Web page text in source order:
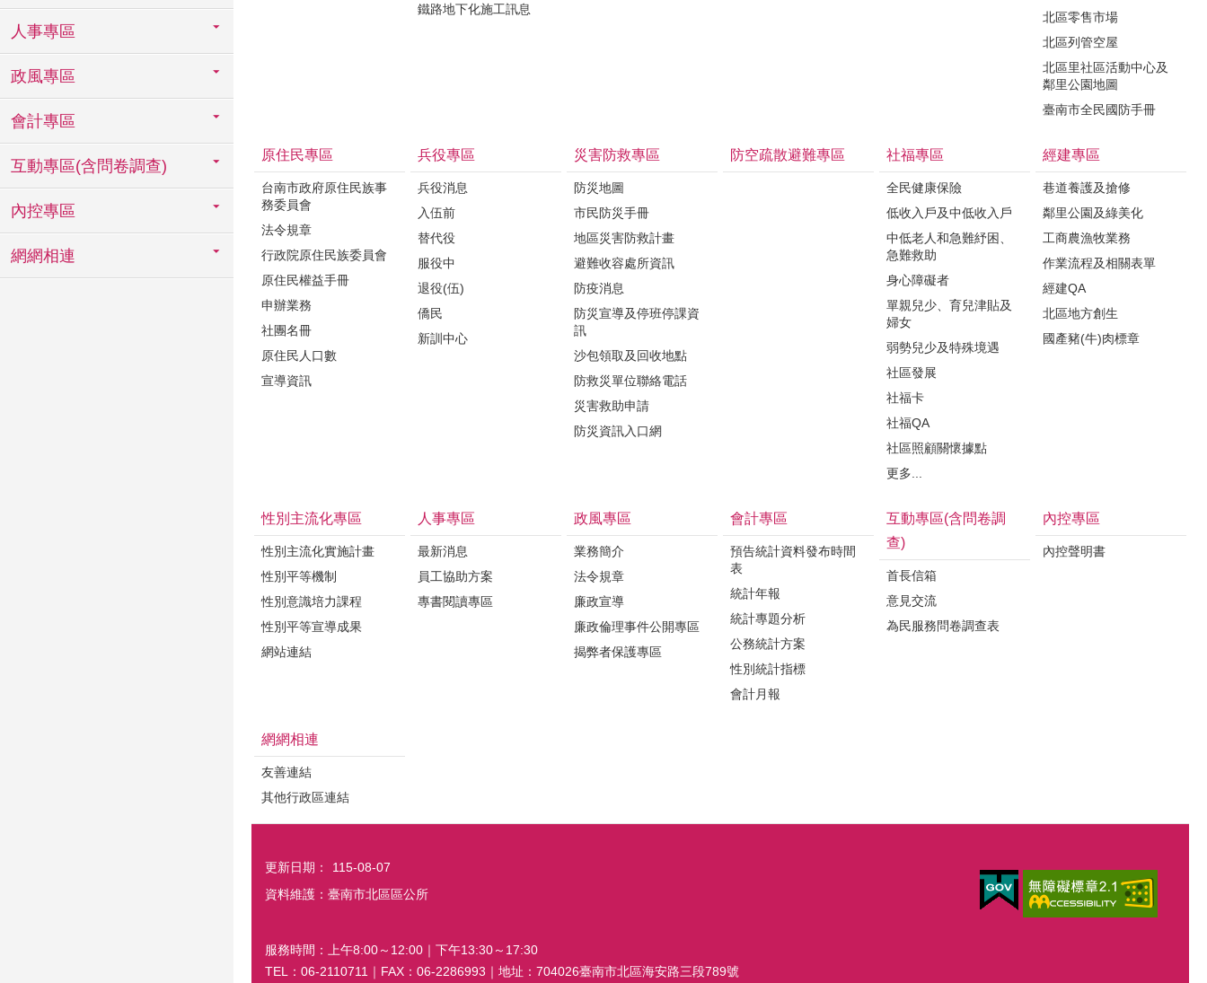
人事專區
政風專區
會計專區
互動專區(含問卷調查)
內控專區
網網相連
鐵路地下化施工訊息
北區零售市場
北區列管空屋
北區里社區活動中心及
鄰里公園地圖
臺南市全民國防手冊
原住民專區
台南市政府原住民族事
務委員會
法令規章
行政院原住民族委員會
原住民權益手冊
申辦業務
社團名冊
原住民人口數
宣導資訊
兵役專區
兵役消息
入伍前
替代役
服役中
退役(伍)
僑民
新訓中心
災害防救專區
防災地圖
市民防災手冊
地區災害防救計畫
避難收容處所資訊
防疫消息
防災宣導及停班停課資
訊
沙包領取及回收地點
防救災單位聯絡電話
災害救助申請
防災資訊入口網
防空疏散避難專區 社福專區
全民健康保險
低收入戶及中低收入戶
中低老人和急難紓困、
急難救助
身心障礙者
單親兒少、育兒津貼及
婦女
弱勢兒少及特殊境遇
社區發展
社福卡
社福QA
社區照顧關懷據點
更多...
經建專區
巷道養護及搶修
鄰里公園及綠美化
工商農漁牧業務
作業流程及相關表單
經建QA
北區地方創生
國產豬(牛)肉標章
性別主流化專區
性別主流化實施計畫
性別平等機制
性別意識培力課程
性別平等宣導成果
網站連結
人事專區
最新消息
員工協助方案
專書閱讀專區
政風專區
業務簡介
法令規章
廉政宣導
廉政倫理事件公開專區
揭弊者保護專區
會計專區
預告統計資料發布時間
表
統計年報
統計專題分析
公務統計方案
性別統計指標
會計月報
互動專區(含問卷調
查)
首長信箱
意見交流
為民服務問卷調查表
內控專區
內控聲明書
網網相連
友善連結
其他行政區連結
更新日期：
115-08-07
資料維護：臺南市北區區公所
服務時間：上午8:00～12:00｜下午13:30～17:30
TEL：06-2110711｜FAX：06-2286993｜地址：704026臺南市北區海安路三段789號